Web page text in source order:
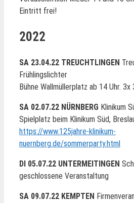
Eintritt frei!
2022
SA 23.04.22 TREUCHTLINGEN
Frühlingslichter
Bühne Wallmüllerplatz ab 14 Uhr. 3x
SA 02.07.22 NÜRNBERG Klinikum
Spielplatz beim Klinikum Süd,
https://www.125jahre-klinikum-
nuernberg.de/sommerparty.html
DI 05.07.22 UNTERMEITINGEN
geschlossene Veranstaltung
SA 09.07.22 KEMPTEN